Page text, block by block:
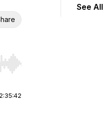
Hold shift to jump
2:35:42
See All